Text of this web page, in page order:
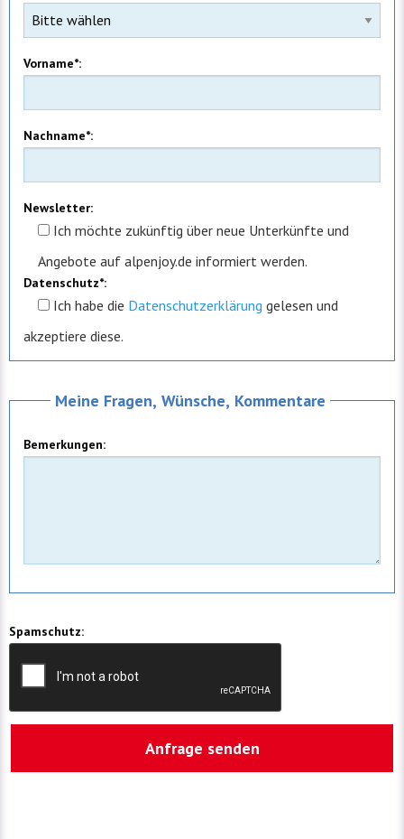
Vorname*:
Nachname*:
Newsletter:
Ich möchte zukünftig über neue Unterkünfte und
Angebote auf alpenjoy.de informiert werden.
Datenschutz*:
Ich habe die Datenschutzerklärung gelesen und
akzeptiere diese.
Meine Fragen, Wünsche, Kommentare
Bemerkungen:
Spamschutz: